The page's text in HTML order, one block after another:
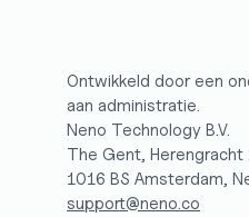
Ontwikkeld door een
aan administratie.
Neno Technology B.V.
The Gent,
1016 BS Amsterdam,
support@neno.co